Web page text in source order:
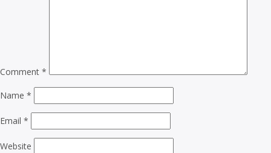
Comment *
Name *
Email *
Website